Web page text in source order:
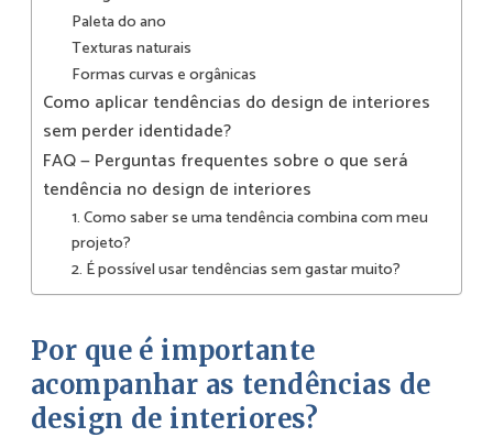
Paleta do ano
Texturas naturais
Formas curvas e orgânicas
Como aplicar tendências do design de interiores
sem perder identidade?
FAQ — Perguntas frequentes sobre o que será
tendência no design de interiores
1. Como saber se uma tendência combina com meu
projeto?
2. É possível usar tendências sem gastar muito?
Por que é importante
acompanhar as tendências de
design de interiores?